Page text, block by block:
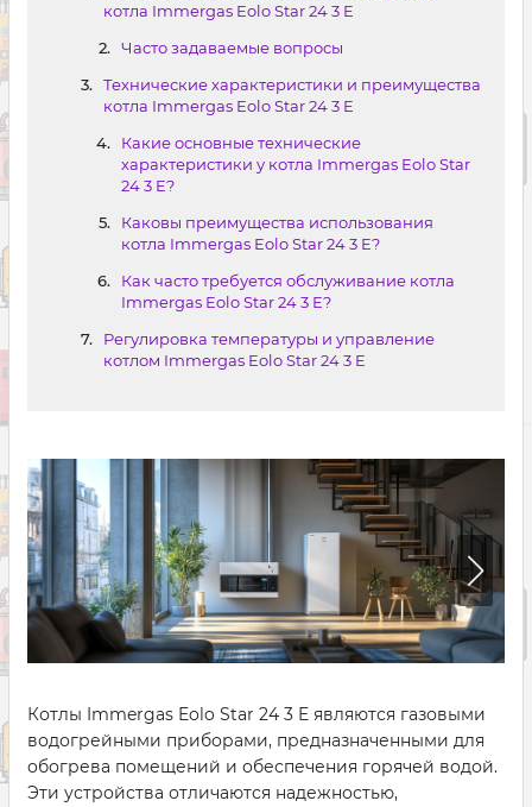
котла Immergas Eolo Star 24 3 E
Часто задаваемые вопросы
Технические характеристики и преимущества
котла Immergas Eolo Star 24 3 E
Какие основные технические
характеристики у котла Immergas Eolo Star
24 3 E?
Каковы преимущества использования
котла Immergas Eolo Star 24 3 E?
Как часто требуется обслуживание котла
Immergas Eolo Star 24 3 E?
Регулировка температуры и управление
котлом Immergas Eolo Star 24 3 E
Котлы Immergas Eolo Star 24 3 E являются газовыми
водогрейными приборами, предназначенными для
обогрева помещений и обеспечения горячей водой.
Эти устройства отличаются надежностью,